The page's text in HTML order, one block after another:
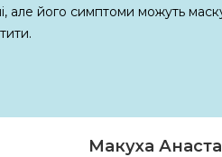
але його симптоми можуть
Макуха